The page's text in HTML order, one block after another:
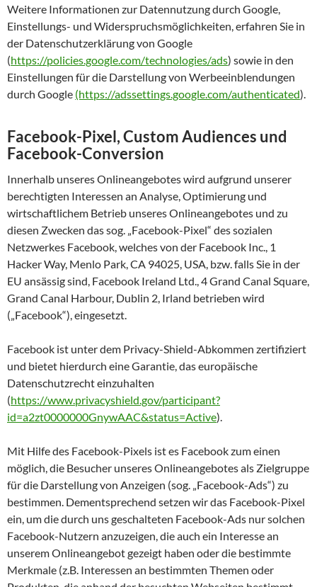
Weitere Informationen zur Datennutzung durch Google,
Einstellungs- und Widerspruchsmöglichkeiten, erfahren Sie in
der Datenschutzerklärung von Google
(https://policies.google.com/technologies/ads) sowie in den
Einstellungen für die Darstellung von Werbeeinblendungen
durch Google (https://adssettings.google.com/authenticated).
Facebook-Pixel, Custom Audiences und
Facebook-Conversion
Innerhalb unseres Onlineangebotes wird aufgrund unserer
berechtigten Interessen an Analyse, Optimierung und
wirtschaftlichem Betrieb unseres Onlineangebotes und zu
diesen Zwecken das sog. „Facebook-Pixel“ des sozialen
Netzwerkes Facebook, welches von der Facebook Inc., 1
Hacker Way, Menlo Park, CA 94025, USA, bzw. falls Sie in der
EU ansässig sind, Facebook Ireland Ltd., 4 Grand Canal Square,
Grand Canal Harbour, Dublin 2, Irland betrieben wird
(„Facebook“), eingesetzt.
Facebook ist unter dem Privacy-Shield-Abkommen zertifiziert
und bietet hierdurch eine Garantie, das europäische
Datenschutzrecht einzuhalten
(https://www.privacyshield.gov/participant?
id=a2zt0000000GnywAAC&status=Active).
Mit Hilfe des Facebook-Pixels ist es Facebook zum einen
möglich, die Besucher unseres Onlineangebotes als Zielgruppe
für die Darstellung von Anzeigen (sog. „Facebook-Ads“) zu
bestimmen. Dementsprechend setzen wir das Facebook-Pixel
ein, um die durch uns geschalteten Facebook-Ads nur solchen
Facebook-Nutzern anzuzeigen, die auch ein Interesse an
unserem Onlineangebot gezeigt haben oder die bestimmte
Merkmale (z.B. Interessen an bestimmten Themen oder